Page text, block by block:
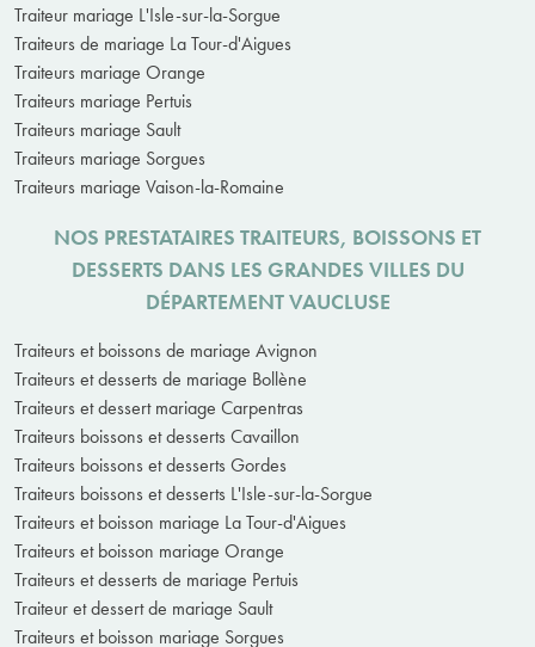
Traiteur mariage L'Isle-sur-la-Sorgue
Traiteurs de mariage La Tour-d'Aigues
Traiteurs mariage Orange
Traiteurs mariage Pertuis
Traiteurs mariage Sault
Traiteurs mariage Sorgues
Traiteurs mariage Vaison-la-Romaine
NOS PRESTATAIRES TRAITEURS, BOISSONS ET
DESSERTS DANS LES GRANDES VILLES DU
DÉPARTEMENT VAUCLUSE
Traiteurs et boissons de mariage Avignon
Traiteurs et desserts de mariage Bollène
Traiteurs et dessert mariage Carpentras
Traiteurs boissons et desserts Cavaillon
Traiteurs boissons et desserts Gordes
Traiteurs boissons et desserts L'Isle-sur-la-Sorgue
Traiteurs et boisson mariage La Tour-d'Aigues
Traiteurs et boisson mariage Orange
Traiteurs et desserts de mariage Pertuis
Traiteur et dessert de mariage Sault
Traiteurs et boisson mariage Sorgues